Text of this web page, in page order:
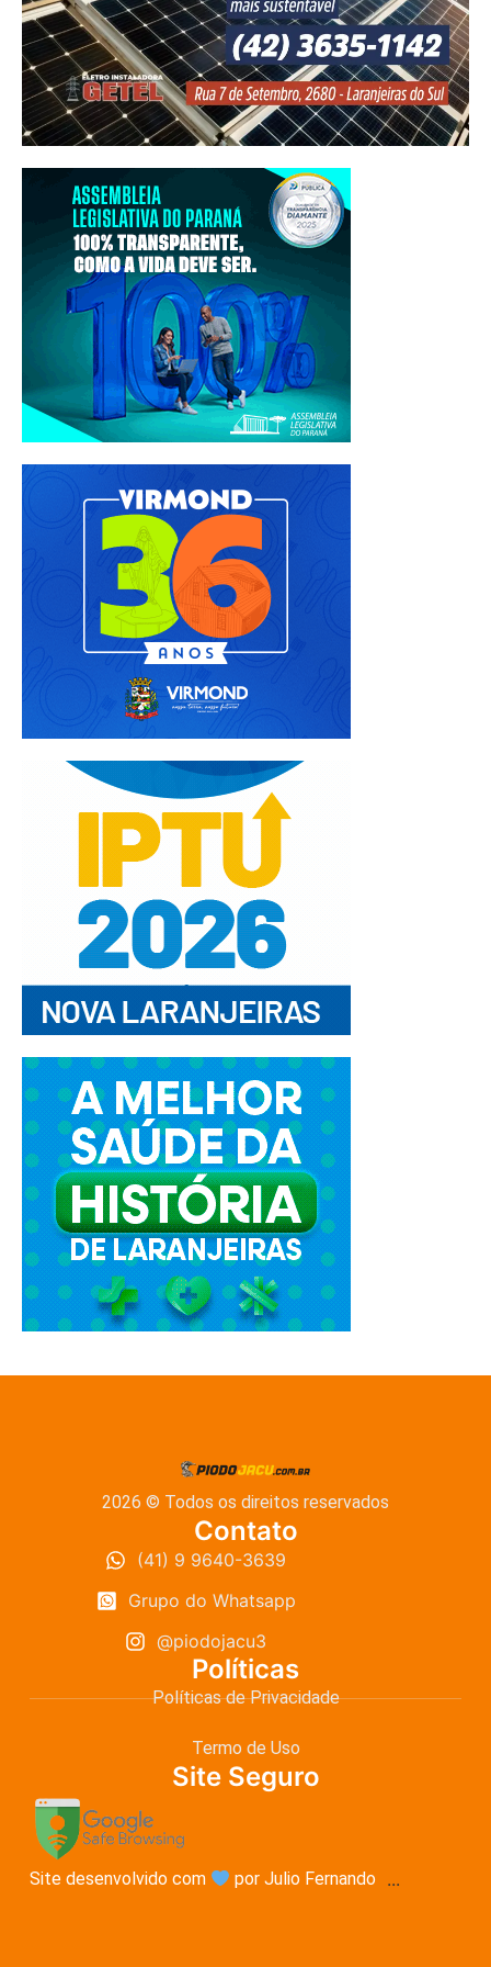
2026 © Todos os direitos reservados
Contato
(41) 9 9640-3639
Grupo do Whatsapp
@piodojacu3
Políticas
Políticas de Privacidade
Termo de Uso
Site Seguro
Site desenvolvido com por Julio Fernando ...